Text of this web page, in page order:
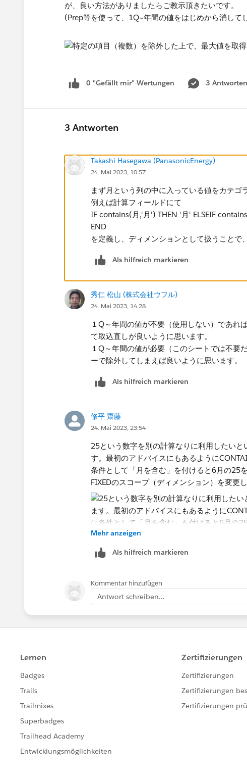
が、良い方法がありましたらご教示頂きたいです。​
(Prep等を使って、1Q~年間の値をはじめから消して
0 "Gefällt mir"-Wertungen 3 Antworten
3 Antworten
Takashi Hasegawa (PanasonicEnergy)
24. Mai 2023, 10:57
まず月という列の中に入っている値をカテゴ
例えば計算フィールドにて
IF contains(月,'月') THEN '月'​ ELSEIF
END
を定義し、ディメンションとして扱うこと
Als hilfreich markieren
秀仁 松山 (株式会社ウフル)
24. Mai 2023, 14:28
１Q～年間の値が不要（使用しない）であれ
て取込直しが良いように思います。
１Q～年間の値が必要（このシートでは不要
ーで除外してしまえば良いように思います。
Als hilfreich markieren
修平 齋藤
24. Mai 2023, 23:54
25という数字を別の計算なりに利用したい
す。最初のアドバイスにもあるように
条件として「月を含む」を付けると6月の25
FIXEDのスコープ（ディメンション）を変更し
Mehr anzeigen
Als hilfreich markieren
Kommentar hinzufügen
Antwort schreiben...